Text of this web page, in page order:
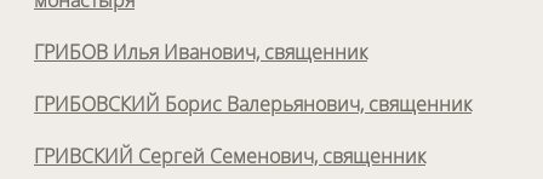
ГРИБОВ Илья Иванович, священник
ГРИБОВСКИЙ Борис Валерьянович, священник
ГРИВСКИЙ Сергей Семенович, священник